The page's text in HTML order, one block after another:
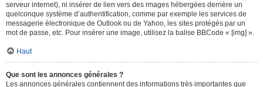
serveur internet), ni insérer de lien vers des images hébergées derrière un
quelconque système d’authentification, comme par exemple les services de
messagerie électronique de Outlook ou de Yahoo, les sites protégés par un
mot de passe, etc. Pour insérer une image, utilisez la balise BBCode « [img] ».
Haut
Que sont les annonces générales ?
Les annonces générales contiennent des informations très importantes que